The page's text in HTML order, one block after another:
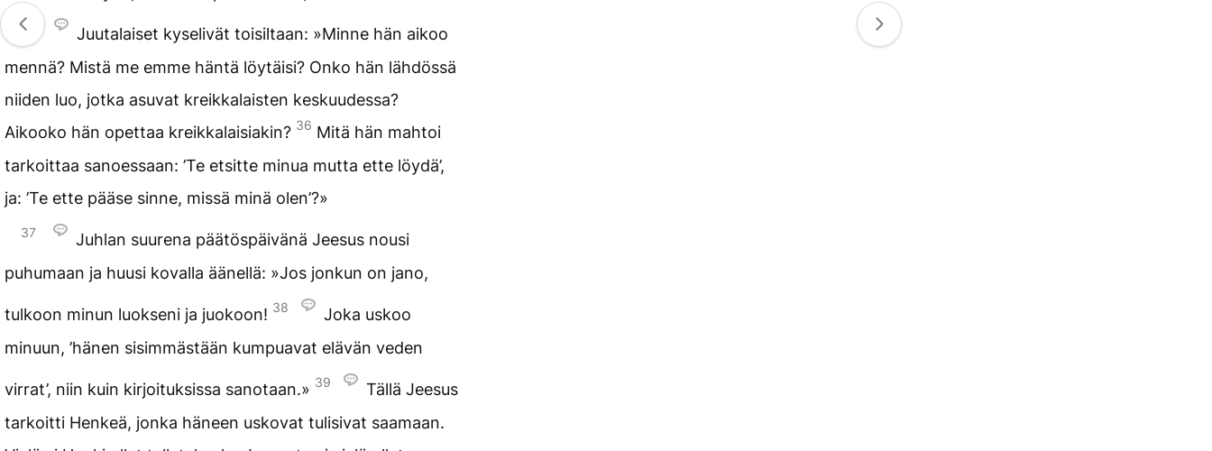
35
Juutalaiset kyselivät toisiltaan: »Minne hän aikoo
mennä? Mistä me emme häntä löytäisi? Onko hän lähdössä
niiden luo, jotka asuvat kreikkalaisten keskuudessa?
Aikooko hän opettaa kreikkalaisiakin? 36 Mitä hän mahtoi
tarkoittaa sanoessaan: ’Te etsitte minua mutta ette löydä’,
ja: ’Te ette pääse sinne, missä minä olen’?»
37
Juhlan suurena päätöspäivänä Jeesus nousi
puhumaan ja huusi kovalla äänellä: »Jos jonkun on jano,
tulkoon minun luokseni ja juokoon! 38
Joka uskoo
minuun, ’hänen sisimmästään kumpuavat elävän veden
virrat’, niin kuin kirjoituksissa sanotaan.» 39
Tällä Jeesus
tarkoitti Henkeä, jonka häneen uskovat tulisivat saamaan.